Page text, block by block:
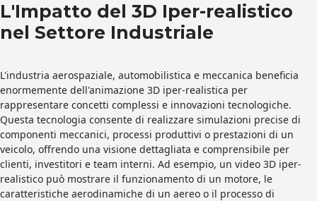
L'Impatto del 3D Iper-realistico
nel Settore Industriale
L'industria aerospaziale, automobilistica e meccanica beneficia
enormemente dell'animazione 3D iper-realistica per
rappresentare concetti complessi e innovazioni tecnologiche.
Questa tecnologia consente di realizzare simulazioni precise di
componenti meccanici, processi produttivi o prestazioni di un
veicolo, offrendo una visione dettagliata e comprensibile per
clienti, investitori e team interni. Ad esempio, un video 3D iper-
realistico può mostrare il funzionamento di un motore, le
caratteristiche aerodinamiche di un aereo o il processo di